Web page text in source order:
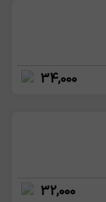
34,000
32,000